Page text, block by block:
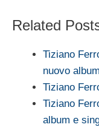
Related
Tiziano
nuovo album
Tiziano
Tiziano
album e